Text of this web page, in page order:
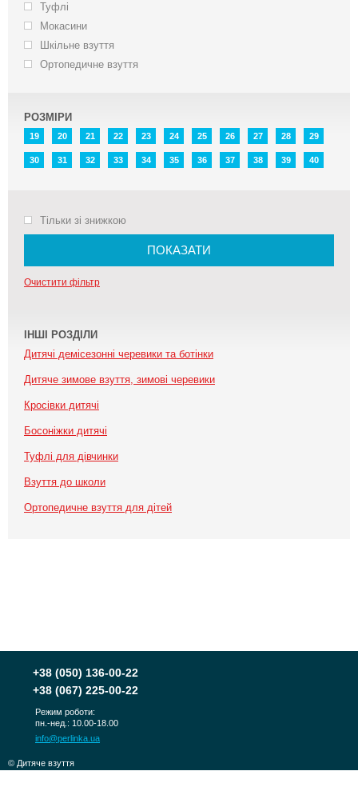
Туфлі
Мокасини
Шкільне взуття
Ортопедичне взуття
РОЗМІРИ
19 20 21 22 23 24 25 26 27 28 29
30 31 32 33 34 35 36 37 38 39 40
Тільки зі знижкою
ПОКАЗАТИ
Очистити фільтр
ІНШІ РОЗДІЛИ
Дитячі демісезонні черевики та ботінки
Дитяче зимове взуття, зимові черевики
Кросівки дитячі
Босоніжки дитячі
Туфлі для дівчинки
Взуття до школи
Ортопедичне взуття для дітей
+38 (050) 136-00-22
+38 (067) 225-00-22
Режим роботи:
пн.-нед.: 10.00-18.00
info@perlinka.ua
© Дитяче взуття